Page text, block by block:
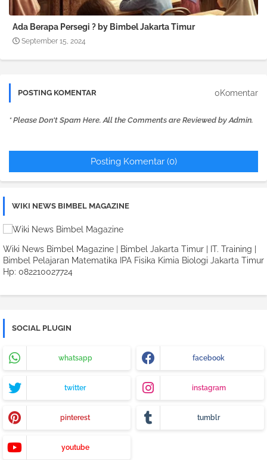
Ada Berapa Persegi ? by Bimbel Jakarta Timur
September 15, 2024
POSTING KOMENTAR 0Komentar
* Please Don't Spam Here. All the Comments are Reviewed by Admin.
Posting Komentar (0)
WIKI NEWS BIMBEL MAGAZINE
Wiki News Bimbel Magazine | Bimbel Jakarta Timur | IT. Training |
Bimbel Pelajaran Matematika IPA Fisika Kimia Biologi Jakarta Timur
Hp: 082210027724
SOCIAL PLUGIN
whatsapp facebook
twitter instagram
pinterest tumblr
youtube